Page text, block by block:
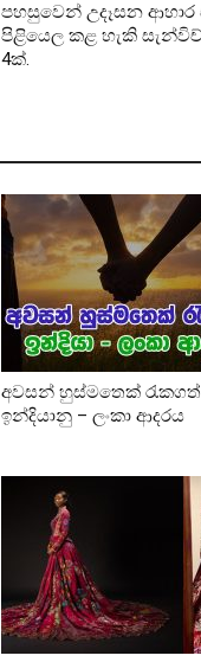
පහසුවෙන් උදෑසන ආහාර
පිළියෙල කළ හැකි
4ක්.
අවසන් හුස්මතෙක් රැකගත්
ඉන්දියානු – ලංකා ආදරය